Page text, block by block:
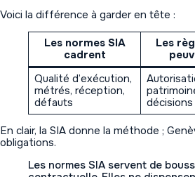
Voici la différence à garder en tête :
Les normes SIA
cadrent
Les
Qualité d’exécution,
métrés, réception,
défauts
décisions
En clair, la SIA donne la méthode ;
obligations.
Les normes SIA servent de